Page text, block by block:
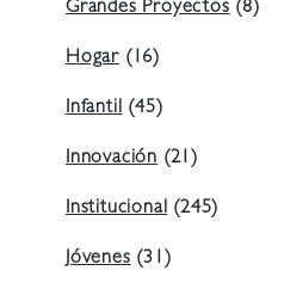
Grandes Proyectos (8)
Hogar (16)
Infantil (45)
Innovación (21)
Institucional (245)
Jóvenes (31)